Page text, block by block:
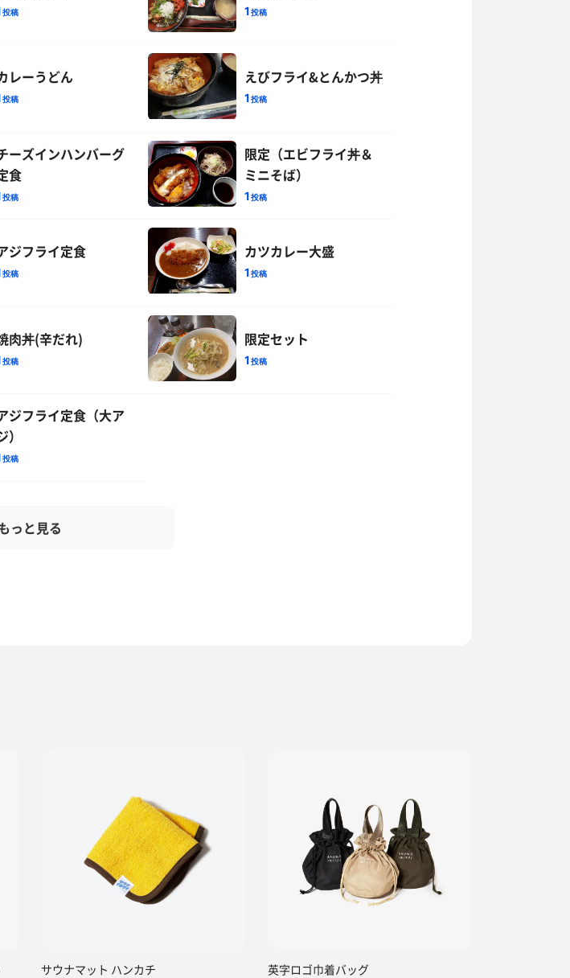
投稿 1投稿
レーうどん
投稿
えびフライ&とんかつ丼
1投稿
ーズインハンバーグ
食
投稿
限定（エビフライ丼＆
ミニそば）
1投稿
ジフライ定食
投稿
カツカレー大盛
1投稿
肉丼(辛だれ)
投稿
限定セット
1投稿
ジフライ定食（大ア
）
投稿
っと見る
サウナマット ハンカチ 英字ロゴ巾着バッグ